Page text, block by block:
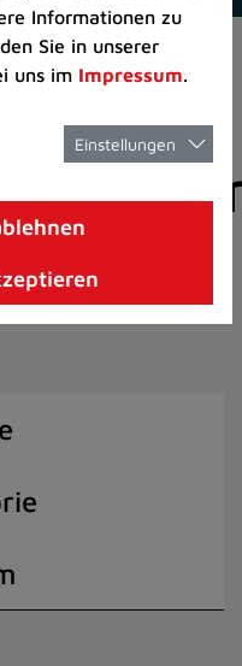
Informationen zu
Sie in unserer
uns im Impressum.
Einstellungen